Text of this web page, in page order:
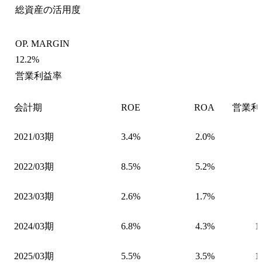
総資産の活用度
OP. MARGIN
12.2%
営業利益率
会計期 ROE ROA 営業
2021/03期 3.4% 2.0%
2022/03期 8.5% 5.2%
2023/03期 2.6% 1.7%
2024/03期 6.8% 4.3%
2025/03期 5.5% 3.5%